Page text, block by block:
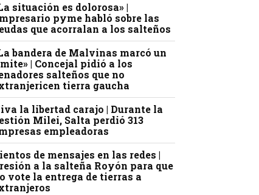
situación es dolorosa» |
pyme habló sobre las
que acorralan a los salteños
bandera de Malvinas marcó un
| Concejal pidió a los
salteños que no
tierra gaucha
la libertad carajo | Durante la
Milei, Salta perdió 313
empleadoras
de mensajes en las redes |
a la salteña Royón para que
vote la entrega de tierras a